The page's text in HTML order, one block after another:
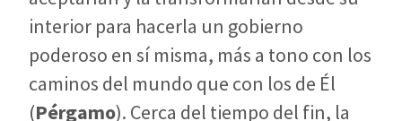
interior para hacerla un gobierno
poderoso en sí misma, más a tono con los
caminos del mundo que con los de Él
(Pérgamo). Cerca del tiempo del fin, la